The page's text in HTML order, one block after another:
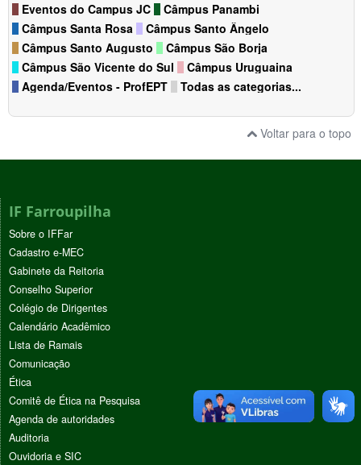
Eventos do Campus JC
Câmpus Panambi
Câmpus Santa Rosa
Câmpus Santo Ângelo
Câmpus Santo Augusto
Câmpus São Borja
Câmpus São Vicente do Sul
Câmpus Uruguaina
Agenda/Eventos - ProfEPT
Todas as categorias...
Voltar para o topo
IF Farroupilha
Sobre o IFFar
Cadastro e-MEC
Gabinete da Reitoria
Conselho Superior
Colégio de Dirigentes
Calendário Acadêmico
Lista de Ramais
Comunicação
Ética
Comitê de Ética na Pesquisa
Agenda de autoridades
Auditoria
Ouvidoria e SIC